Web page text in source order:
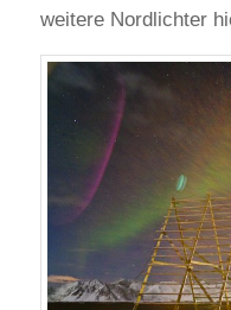
weitere Nordlichter